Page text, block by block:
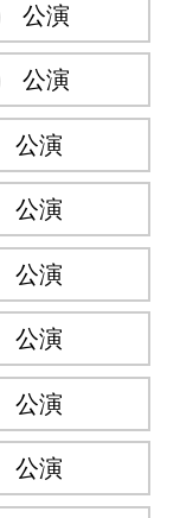
公演
公演
公演
公演
公演
公演
公演
公演